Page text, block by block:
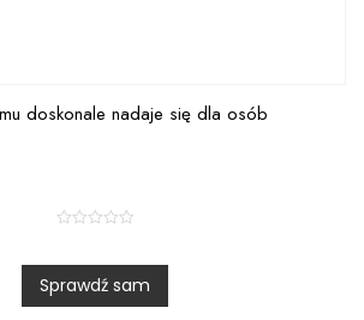
doskonale nadaje się dla osób
t
e
d
0
Sprawdź sam